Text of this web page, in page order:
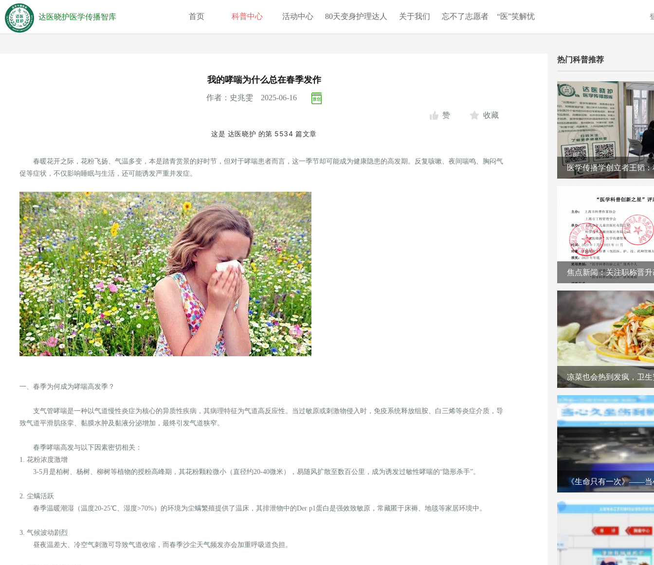
达医晓护医学传播智库 首页 科普中心 活动中心 80天变身护理达人 关于我们 忘不了志愿者 “医”笑解忧
我的哮喘为什么总在春季发作
作者：史兆雯 2025-06-16
收藏
赞
这是 达医晓护 的第 5534篇文章
春暖花开之际，花粉飞扬、气温多变，本是踏青赏景的好时节，但对于哮喘患者而言，这一季节却可能成为健康隐患的高发期。反复咳嗽、夜间喘鸣、胸闷气
促等症状，不仅影响睡眠与生活，还可能诱发严重并发症。
一、春季为何成为哮喘高发季？
支气管哮喘是一种以气道慢性炎症为核心的异质性疾病，其病理特征为气道高反应性。当过敏原或刺激物侵入时，免疫系统释放组胺、白三烯等炎症介质，导
致气道平滑肌痉挛、黏膜水肿及黏液分泌增加，最终引发气道狭窄。
春季哮喘高发与以下因素密切相关：
1. 花粉浓度激增
3-5月是柏树、杨树、柳树等植物的授粉高峰期，其花粉颗粒微小（直径约20-40微米），易随风扩散至数百公里，成为诱发过敏性哮喘的“隐形杀手”。
2. 尘螨活跃
春季温暖潮湿（温度20-25℃、湿度>70%）的环境为尘螨繁殖提供了温床，其排泄物中的Der p1蛋白是强效致敏原，常藏匿于床褥、地毯等家居环境中。
3. 气候波动剧烈
昼夜温差大、冷空气刺激可导致气道收缩，而春季沙尘天气频发亦会加重呼吸道负担。
热门科普推荐
医学传播学创立者王韬
凉菜也会热到发疯，卫
《生命只有一次》——当